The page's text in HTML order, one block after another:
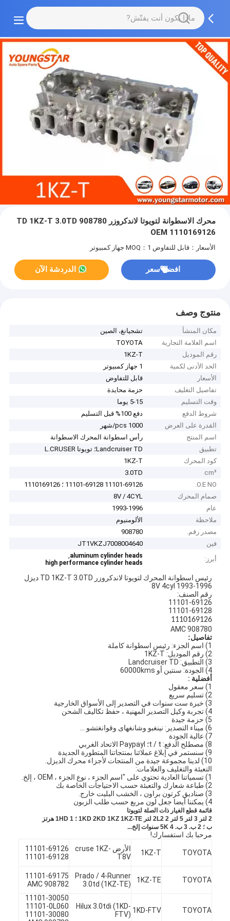
محرك الاسطوانة لتويوتا لاندكروزر TD 1KZ-T 3.0TD 908780
OEM 1110169126
الأسعار：قابل للتفاوض MOQ：1 جهاز كمبيوتر
افضل سعر الدردشة الآن
منتوج وصف
مكان المنشأ
تشجيانغ، الصين
اسم العلامة التجارية
TOYOTA
رقم الموديل
1KZ-T
الحد الأدنى لكمية
1 جهاز كمبيوتر
الأسعار
قابل للتفاوض
تفاصيل التغليف
حزمة محايدة
وقت التسليم
5-15 يوما
شروط الدفع
دفع 100% قبل التسليم
القدرة على العرض
1000 pcs/شهر
اسم المنتج
رأس اسطوانة المحرك الاسطوانة
تطبيق
Landcruiser TD؛ تويوتا L.CRUSER
كود المحرك
1KZ-T
cm³
3.0TD
O.E NO.
11101-69126 11101-69128 ؛ 1110169126
صمام المحرك
8V / 4CYL
عام
1993-1996
ملاحظة
الألومنيوم
مصدر رقم.
908780
فين
JT1VKZJ7008004640
أبرز:
aluminum cylinder heads
,
high performance cylinder heads
رئيس اسطوانة المحرك لتويوتا لاندكروزر TD 1KZ-T 3.0TD ديزل
8V 4cyl 1993-1996
رقم الصنف:
11101-69126
11101-69128
1110169126
AMC 908780
تفاصيل:
1) اسم الجزء: رئيس اسطوانة كاملة
2) رقم الموديل: 1KZ-T
3) التطبيق: Landcruiser TD
4) الجودة: سنتين أو 60000kms
أفضلية :
1) سعر معقول
2) تسليم سريع
3) خبرة ست سنوات في التصدير إلى الأسواق الخارجية
4) تجربة وكيل التصدير المهنية ، حفظ تكاليف الشحن
5) حزمة جيدة
6) ميناء التصدير: نينغبو وشانغهاى وقوانغتشو ...
7) عالية الجودة
8) مصطلح الدفع: t / t؛ Paypayl الاتحاد الغربي
9) سنستمر في إبلاغ عملائنا بمنتجاتنا المتطورة الجديدة
10) لدينا مجموعة جيدة من المنتجات لأجزاء محرك الديزل.
التعبئة والتغليف والعلامات:
1) تسمياتنا العادية تحتوي على "اسم الجزء ، نوع الجزء ، OEM ، إلخ.
2) طباعة شعارك والتعبئة حسب الاحتياجات الخاصة بك
3) صناديق كرتون براون ، الخشب البليت خارج.
4) يمكننا أيضا جعل لون مربع حسب طلب الزبون
قائمة قطع الغيار ذات الصلة لتويوتا
2 لتر
3 لتر 5 لتر 2L2 2 لتر 1KD 2KD 1KZ 1KZ-TE ؛ 1HD 1 هرتز
ب ؛ 2 ب. 3 ب. 5K 4 سنوات إلخ...
مرحبا بك استفسارك!
TOYOTA
1KZ-T
الأرض cruse 1KZ-
T8V
11101-69126
11101-69128
TOYOTA
1KZ-TE
Prado / 4-Runner
3.0td (1KZ-TE)
11101-69175
AMC 908782
TOYOTA
1KD-FTV
Hilux 3.0tdi (1KD-
FTV)
11101-30050
11101-0L060
11101-30080